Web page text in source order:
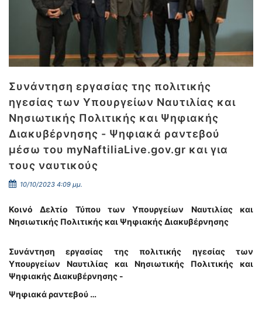
Συνάντηση εργασίας της πολιτικής
ηγεσίας των Υπουργείων Ναυτιλίας και
Νησιωτικής Πολιτικής και Ψηφιακής
Διακυβέρνησης - Ψηφιακά ραντεβού
μέσω του myNaftiliaLive.gov.gr και για
τους ναυτικούς
10/10/2023 4:09 μμ.
Κοινό Δελτίο Τύπου των Υπουργείων Ναυτιλίας και
Νησιωτικής Πολιτικής και Ψηφιακής Διακυβέρνησης
Συνάντηση εργασίας της πολιτικής ηγεσίας των
Υπουργείων Ναυτιλίας και Νησιωτικής Πολιτικής και
Ψηφιακής Διακυβέρνησης -
Ψηφιακά ραντεβού …